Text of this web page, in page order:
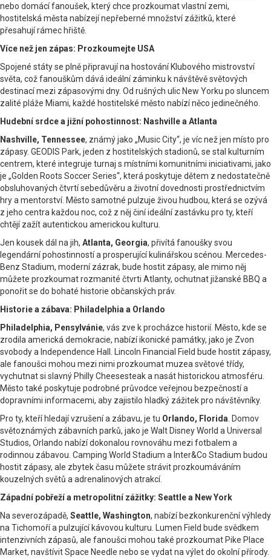
nebo domácí fanoušek, který chce prozkoumat vlastní zemi,
hostitelská města nabízejí nepřeberné množství zážitků, které
přesahují rámec hřiště.
Více než jen zápas: Prozkoumejte USA
Spojené státy se plně připravují na hostování Klubového mistrovství
světa, což fanouškům dává ideální záminku k návštěvě světových
destinací mezi zápasovými dny. Od rušných ulic New Yorku po sluncem
zalité pláže Miami, každé hostitelské město nabízí něco jedinečného.
Hudební srdce a jižní pohostinnost: Nashville a Atlanta
Nashville, Tennessee, známý jako „Music City“, je víc než jen místo pro
zápasy. GEODIS Park, jeden z hostitelských stadionů, se stal kulturním
centrem, které integruje turnaj s místními komunitními iniciativami, jako
je „Golden Roots Soccer Series“, která poskytuje dětem z nedostatečně
obsluhovaných čtvrtí sebedůvěru a životní dovednosti prostřednictvím
hry a mentorství. Město samotné pulzuje živou hudbou, která se ozývá
z jeho centra každou noc, což z něj činí ideální zastávku pro ty, kteří
chtějí zažít autentickou americkou kulturu.
Jen kousek dál na jih, Atlanta, Georgia, přivítá fanoušky svou
legendární pohostinností a prosperující kulinářskou scénou. Mercedes-
Benz Stadium, moderní zázrak, bude hostit zápasy, ale mimo něj
můžete prozkoumat rozmanité čtvrti Atlanty, ochutnat jižanské BBQ a
ponořit se do bohaté historie občanských práv.
Historie a zábava: Philadelphia a Orlando
Philadelphia, Pensylvánie, vás zve k procházce historií. Město, kde se
zrodila americká demokracie, nabízí ikonické památky, jako je Zvon
svobody a Independence Hall. Lincoln Financial Field bude hostit zápasy,
ale fanoušci mohou mezi nimi prozkoumat muzea světové třídy,
vychutnat si slavný Philly Cheesesteak a nasát historickou atmosféru.
Město také poskytuje podrobné průvodce veřejnou bezpečností a
dopravními informacemi, aby zajistilo hladký zážitek pro návštěvníky.
Pro ty, kteří hledají vzrušení a zábavu, je tu Orlando, Florida . Domov
světoznámých zábavních parků, jako je Walt Disney World a Universal
Studios, Orlando nabízí dokonalou rovnováhu mezi fotbalem a
rodinnou zábavou. Camping World Stadium a Inter&Co Stadium budou
hostit zápasy, ale zbytek času můžete strávit prozkoumáváním
kouzelných světů a adrenalinových atrakcí.
Západní pobřeží a metropolitní zážitky: Seattle a New York
Na severozápadě, Seattle, Washington, nabízí bezkonkurenční výhledy
na Tichomoří a pulzující kávovou kulturu. Lumen Field bude svědkem
intenzivních zápasů, ale fanoušci mohou také prozkoumat Pike Place
Market, navštívit Space Needle nebo se vydat na výlet do okolní přírody.